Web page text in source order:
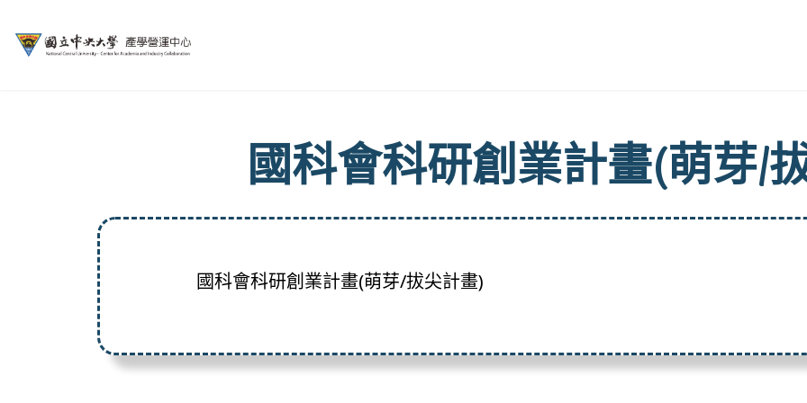
國科會科研創業計畫(萌芽/
國科會科研創業計畫(萌芽/拔尖計畫)